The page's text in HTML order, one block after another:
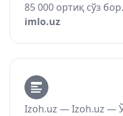
85 000 ортиқ сўз бор.
imlo.uz
Izoh.uz — Izoh.uz —